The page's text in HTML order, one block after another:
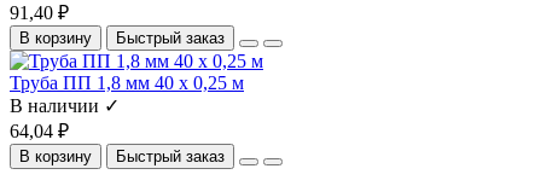
91,40 ₽
В корзину Быстрый заказ
Труба ПП 1,8 мм 40 x 0,25 м
В наличии ✓
64,04 ₽
В корзину Быстрый заказ